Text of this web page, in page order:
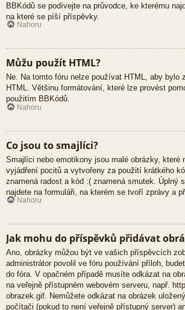
BBKódů se podívejte na průvodce, ke kterému
na které se píší příspěvky.
Nahoru
Můžu použít HTML?
Ne. Na tomto fóru nelze používat HTML, aby bylo
HTML. Většinu formátování, které lze provést
použitím BBKódů.
Nahoru
Co jsou to smajlíci?
Smajlíci nebo emotikony jsou malé obrázky, které
vyjádření pocitů a vytvořeny za použití krátkého
znamená radost a kód :( znamená smutek. Úplný
najdete na formuláři, na kterém se tvoří zprávy a
Nahoru
Jak mohu do příspěvků přidávat
Ano, obrázky můžou být ve vašich příspěvcích
administrátor povolil ve fóru používání příloh,
do fóra. V opačném případě musíte odkázat na
na veřejně přístupném webovém serveru, např.
obrazek.gif. Nemůžete odkázat na obrázek
počítači (pokud to není veřejně přístupný server)